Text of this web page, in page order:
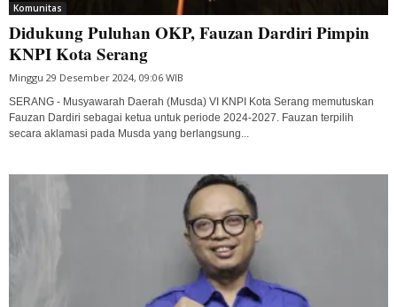
Komunitas
Didukung Puluhan OKP, Fauzan Dardiri Pimpin
KNPI Kota Serang
Minggu 29 Desember 2024, 09:06 WIB
SERANG - Musyawarah Daerah (Musda) VI KNPI Kota Serang memutuskan
Fauzan Dardiri sebagai ketua untuk periode 2024-2027. Fauzan terpilih
secara aklamasi pada Musda yang berlangsung...